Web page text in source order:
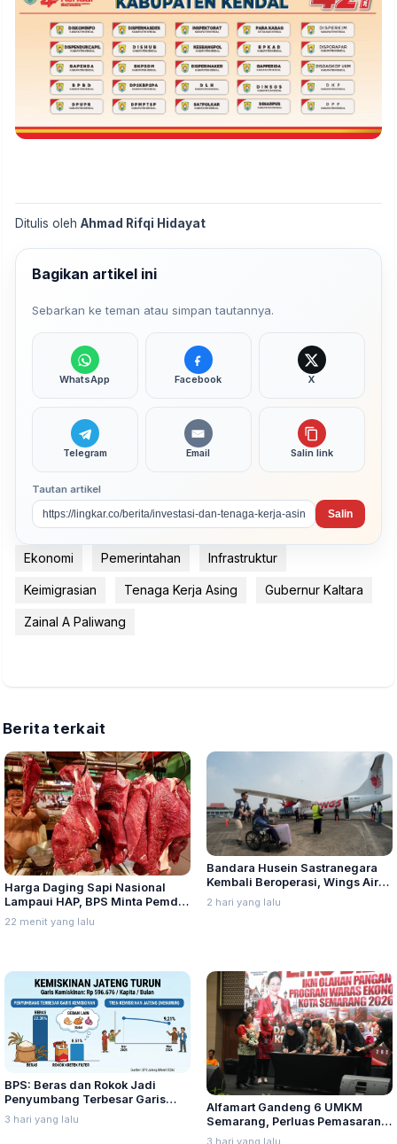
Ditulis oleh Ahmad Rifqi Hidayat
Bagikan artikel ini
Sebarkan ke teman atau simpan tautannya.
WhatsApp Facebook X
Telegram Email Salin link
Tautan artikel
Salin
Ekonomi Pemerintahan Infrastruktur
Keimigrasian Tenaga Kerja Asing Gubernur Kaltara
Zainal A Paliwang
Berita terkait
Harga Daging Sapi Nasional
Lampaui HAP, BPS Minta Pemda
Waspada
22 menit yang lalu
Bandara Husein Sastranegara
Kembali Beroperasi, Wings Air
Buka Rute Penerbangan
Bandung-Palembang
2 hari yang lalu
BPS: Beras dan Rokok Jadi
Penyumbang Terbesar Garis
Kemiskinan di Jateng
3 hari yang lalu
Alfamart Gandeng 6 UMKM
Semarang, Perluas Pemasaran
Produk Lokal
3 hari yang lalu